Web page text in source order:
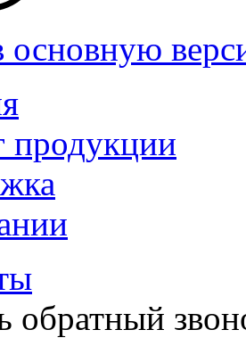
основную
продукции
обратный